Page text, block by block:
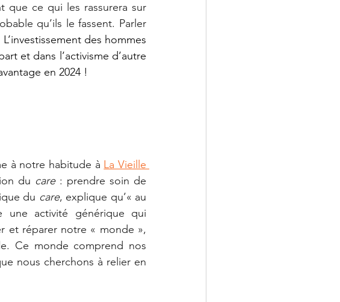
que ce qui les rassurera sur
qu’ils le fassent. Parler
et dans l’activisme d’autre
en 2024 !
à notre habitude à La Vieille
du care : prendre soin de
du care, explique qu’« au
activité générique qui
et réparer notre « monde »,
Ce monde comprend nos
nous cherchons à relier en